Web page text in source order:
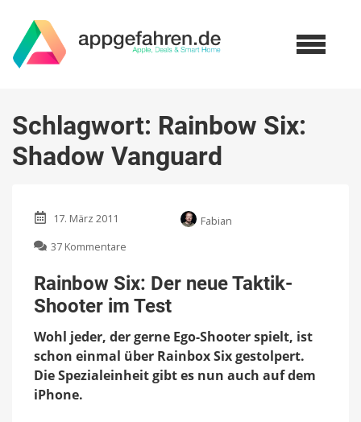
Schlagwort: Rainbow Six:
Shadow Vanguard
17. März 2011
Fabian
37 Kommentare
Six:
Der
neue
Shooter
im
Test
Rainbow Six: Der neue Taktik-
Shooter im Test
Wohl jeder, der gerne Ego-Shooter spielt, ist
schon einmal über Rainbox Six gestolpert.
Die Spezialeinheit gibt es nun auch auf dem
iPhone.